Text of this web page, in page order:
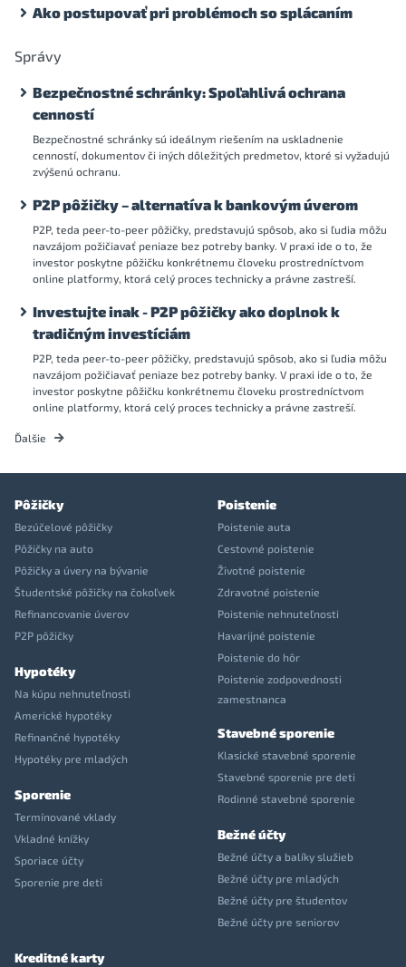
Ako postupovať pri problémoch so splácaním
Správy
Bezpečnostné schránky: Spoľahlivá ochrana
cenností
Bezpečnostné schránky sú ideálnym riešením na uskladnenie
cenností, dokumentov či iných dôležitých predmetov, ktoré si vyžadujú
zvýšenú ochranu.
P2P pôžičky – alternatíva k bankovým úverom
P2P, teda peer-to-peer pôžičky, predstavujú spôsob, ako si ľudia môžu
navzájom požičiavať peniaze bez potreby banky. V praxi ide o to, že
investor poskytne pôžičku konkrétnemu človeku prostredníctvom
online platformy, ktorá celý proces technicky a právne zastreší.
Investujte inak - P2P pôžičky ako doplnok k
tradičným investíciám
P2P, teda peer-to-peer pôžičky, predstavujú spôsob, ako si ľudia môžu
navzájom požičiavať peniaze bez potreby banky. V praxi ide o to, že
investor poskytne pôžičku konkrétnemu človeku prostredníctvom
online platformy, ktorá celý proces technicky a právne zastreší.
Ďalšie
Pôžičky
Bezúčelové pôžičky
Pôžičky na auto
Pôžičky a úvery na bývanie
Študentské pôžičky na čokoľvek
Refinancovanie úverov
P2P pôžičky
Hypotéky
Na kúpu nehnuteľnosti
Americké hypotéky
Refinančné hypotéky
Hypotéky pre mladých
Sporenie
Termínované vklady
Vkladné knížky
Sporiace účty
Sporenie pre deti
Poistenie
Poistenie auta
Cestovné poistenie
Životné poistenie
Zdravotné poistenie
Poistenie nehnuteľnosti
Havarijné poistenie
Poistenie do hôr
Poistenie zodpovednosti
zamestnanca
Stavebné sporenie
Klasické stavebné sporenie
Stavebné sporenie pre deti
Rodinné stavebné sporenie
Bežné účty
Bežné účty a balíky služieb
Bežné účty pre mladých
Bežné účty pre študentov
Bežné účty pre seniorov
Kreditné karty